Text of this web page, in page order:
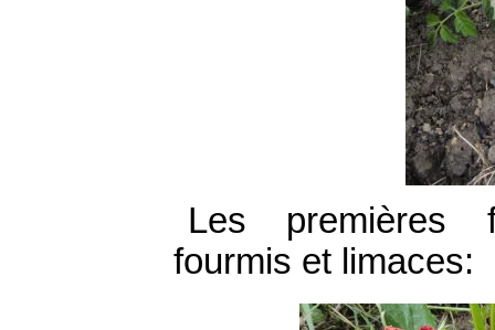
Les premières
fourmis et limaces: